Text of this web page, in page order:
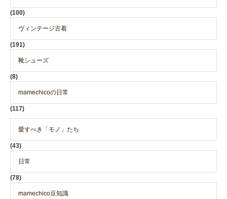
(100)
ヴィンテージ古着
(191)
靴シューズ
(8)
mamechicoの日常
(117)
愛すべき「モノ」たち
(43)
日常
(78)
mamechico豆知識